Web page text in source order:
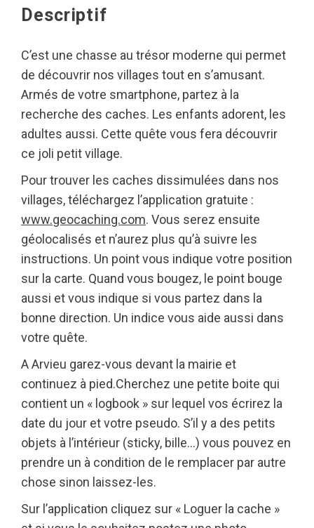
Descriptif
C’est une chasse au trésor moderne qui permet
de découvrir nos villages tout en s’amusant.
Armés de votre smartphone, partez à la
recherche des caches. Les enfants adorent, les
adultes aussi. Cette quête vous fera découvrir
ce joli petit village.
Pour trouver les caches dissimulées dans nos
villages, téléchargez l’application gratuite :
www.geocaching.com. Vous serez ensuite
géolocalisés et n’aurez plus qu’à suivre les
instructions. Un point vous indique votre position
sur la carte. Quand vous bougez, le point bouge
aussi et vous indique si vous partez dans la
bonne direction. Un indice vous aide aussi dans
votre quête.
A Arvieu garez-vous devant la mairie et
continuez à pied.Cherchez une petite boite qui
contient un « logbook » sur lequel vos écrirez la
date du jour et votre pseudo. S’il y a des petits
objets à l’intérieur (sticky, bille…) vous pouvez en
prendre un à condition de le remplacer par autre
chose sinon laissez-les.
Sur l’application cliquez sur « Loguer la cache »